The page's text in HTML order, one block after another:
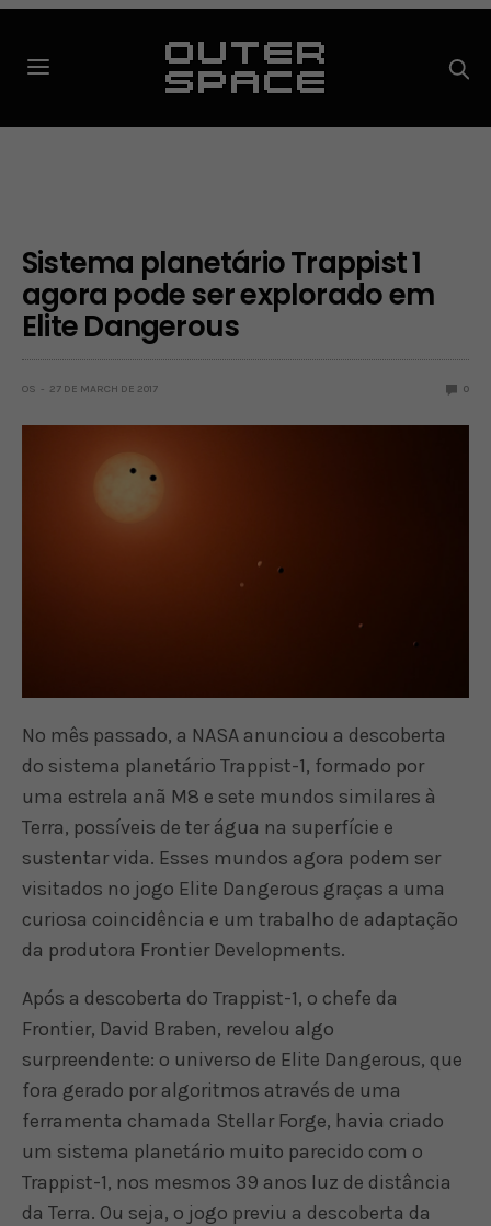
Sistema planetário Trappist 1
agora pode ser explorado em
Elite Dangerous
OS 27 DE MARCH DE 2017 0
No mês passado, a NASA anunciou a descoberta
do sistema planetário Trappist-1, formado por
uma estrela anã M8 e sete mundos similares à
Terra, possíveis de ter água na superfície e
sustentar vida. Esses mundos agora podem ser
visitados no jogo Elite Dangerous graças a uma
curiosa coincidência e um trabalho de adaptação
da produtora Frontier Developments.
Após a descoberta do Trappist-1, o chefe da
Frontier, David Braben, revelou algo
surpreendente: o universo de Elite Dangerous, que
fora gerado por algoritmos através de uma
ferramenta chamada Stellar Forge, havia criado
um sistema planetário muito parecido com o
Trappist-1, nos mesmos 39 anos luz de distância
da Terra. Ou seja, o jogo previu a descoberta da